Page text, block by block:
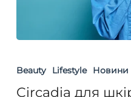
для
Beauty Lifestyle Новини
Circadia для